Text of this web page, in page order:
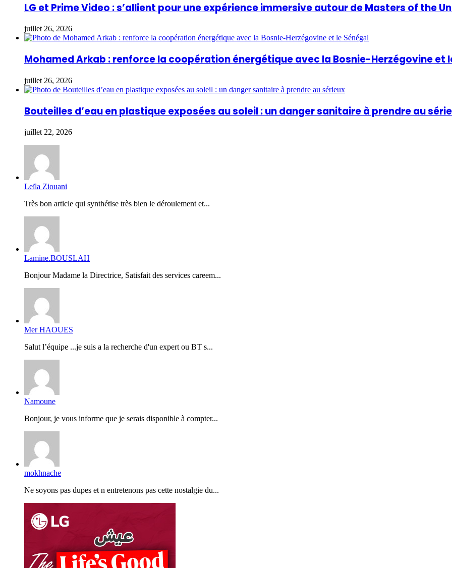
LG et Prime Video : s’allient pour une expérience immersive autour de Masters of the
juillet 26, 2026
Mohamed Arkab : renforce la coopération énergétique avec la Bosnie-Herzégovine et
juillet 26, 2026
Bouteilles d’eau en plastique exposées au soleil : un danger sanitaire à prendre au
juillet 22, 2026
Leïla Ziouani
Très bon article qui synthétise très bien le déroulement et...
Lamine.BOUSLAH
Bonjour Madame la Directrice, Satisfait des services careem...
Mer HAOUES
Salut l’équipe ...je suis a la recherche d'un expert ou BT s...
Namoune
Bonjour, je vous informe que je serais disponible à compter...
mokhnache
Ne soyons pas dupes et n entretenons pas cette nostalgie du...